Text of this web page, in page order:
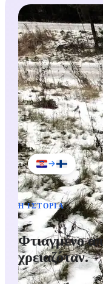
kahvi coffee
kauppa
from the shop
kirja book
koti kotiin
to home
vesi water
katu kadulla
on the street
Η ΙΣΤΟΡΊΑ
Φτιαγμένο
χρειαζόταν.